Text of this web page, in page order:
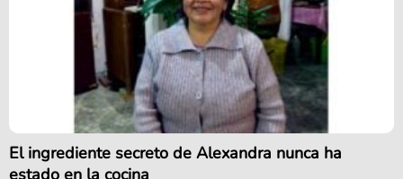
El ingrediente secreto de Alexandra nunca ha